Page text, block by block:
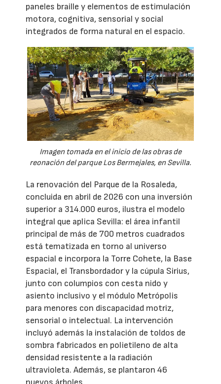
paneles braille y elementos de estimulación
motora, cognitiva, sensorial y social
integrados de forma natural en el espacio.
Imagen tomada en el inicio de las obras de
reonación del parque Los Bermejales, en Sevilla.
La renovación del Parque de la Rosaleda,
concluida en abril de 2026 con una inversión
superior a 314.000 euros, ilustra el modelo
integral que aplica Sevilla: el área infantil
principal de más de 700 metros cuadrados
está tematizada en torno al universo
espacial e incorpora la Torre Cohete, la Base
Espacial, el Transbordador y la cúpula Sirius,
junto con columpios con cesta nido y
asiento inclusivo y el módulo Metrópolis
para menores con discapacidad motriz,
sensorial o intelectual. La intervención
incluyó además la instalación de toldos de
sombra fabricados en polietileno de alta
densidad resistente a la radiación
ultravioleta. Además, se plantaron 46